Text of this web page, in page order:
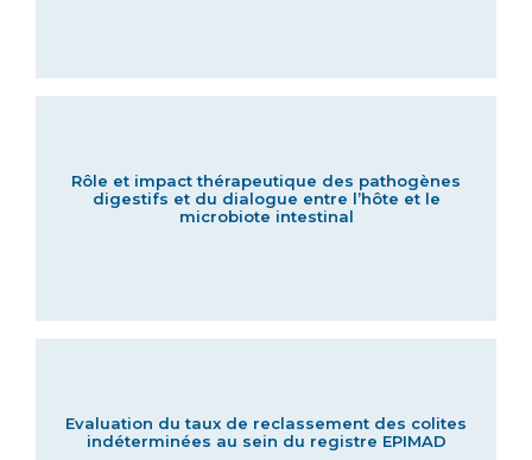
Rôle et impact thérapeutique des pathogènes
digestifs et du dialogue entre l’hôte et le
microbiote intestinal
Evaluation du taux de reclassement des colites
indéterminées au sein du registre EPIMAD